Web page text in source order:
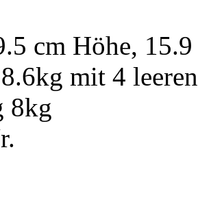
cm Höhe,
mit 4
8kg